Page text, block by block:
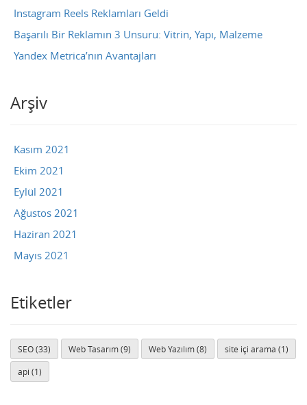
Instagram Reels Reklamları Geldi
Başarılı Bir Reklamın 3 Unsuru: Vitrin, Yapı, Malzeme
Yandex Metrica’nın Avantajları
Arşiv
Kasım 2021
Ekim 2021
Eylül 2021
Ağustos 2021
Haziran 2021
Mayıs 2021
Etiketler
SEO (33) Web Tasarım (9) Web Yazılım (8) site içi arama (1)
api (1)